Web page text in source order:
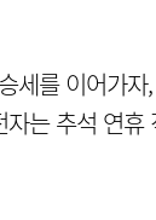
세를 이어가
는 추석 연